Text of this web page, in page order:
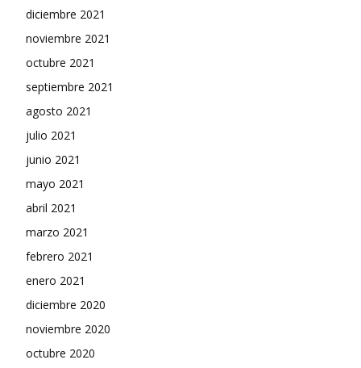
diciembre 2021
noviembre 2021
octubre 2021
septiembre 2021
agosto 2021
julio 2021
junio 2021
mayo 2021
abril 2021
marzo 2021
febrero 2021
enero 2021
diciembre 2020
noviembre 2020
octubre 2020